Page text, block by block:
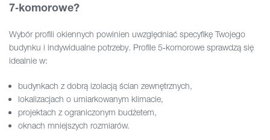
7‑komorowe?
Wybór profili okiennych powinien uwzględniać specyfikę Twojego
budynku i indywidualne potrzeby. Profile 5‑komorowe sprawdzą się
idealnie w:
budynkach z dobrą izolacją ścian zewnętrznych,
lokalizacjach o umiarkowanym klimacie,
projektach z ograniczonym budżetem,
oknach mniejszych rozmiarów.